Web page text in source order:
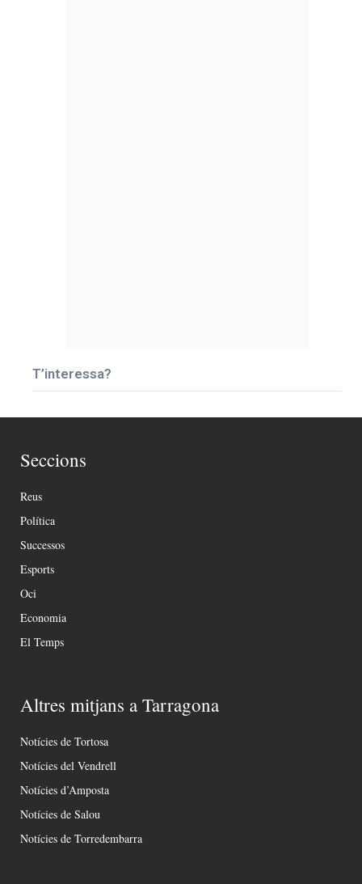
T’interessa?
Seccions
Reus
Política
Successos
Esports
Oci
Economia
El Temps
Altres mitjans a Tarragona
Notícies de Tortosa
Notícies del Vendrell
Notícies d’Amposta
Notícies de Salou
Notícies de Torredembarra